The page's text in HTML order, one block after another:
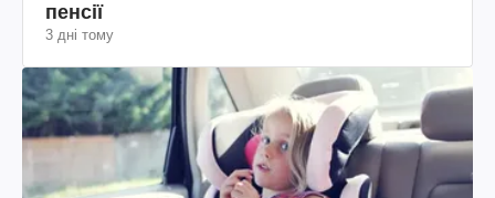
пенсії
3 дні тому